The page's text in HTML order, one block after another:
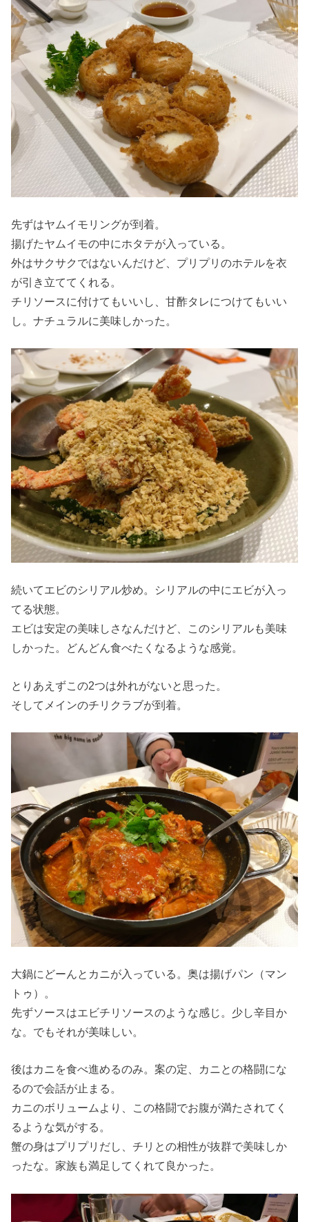
先ずはヤムイモリングが到着。
揚げたヤムイモの中にホタテが入っている。
外はサクサクではないんだけど、プリプリのホテルを衣
が引き立ててくれる。
チリソースに付けてもいいし、甘酢タレにつけてもいい
し。ナチュラルに美味しかった。
続いてエビのシリアル炒め。シリアルの中にエビが入っ
てる状態。
エビは安定の美味しさなんだけど、このシリアルも美味
しかった。どんどん食べたくなるような感覚。
とりあえずこの2つは外れがないと思った。
そしてメインのチリクラブが到着。
大鍋にどーんとカニが入っている。奥は揚げパン（マン
トゥ）。
先ずソースはエビチリソースのような感じ。少し辛目か
な。でもそれが美味しい。
後はカニを食べ進めるのみ。案の定、カニとの格闘にな
るので会話が止まる。
カニのボリュームより、この格闘でお腹が満たされてく
るような気がする。
蟹の身はプリプリだし、チリとの相性が抜群で美味しか
ったな。家族も満足してくれて良かった。